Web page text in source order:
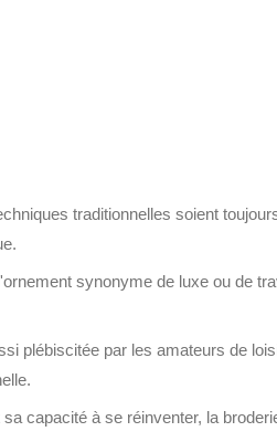
traditionnelles soient
synonyme de luxe ou de
plébiscitée par les amateurs de
capacité à se réinventer, la